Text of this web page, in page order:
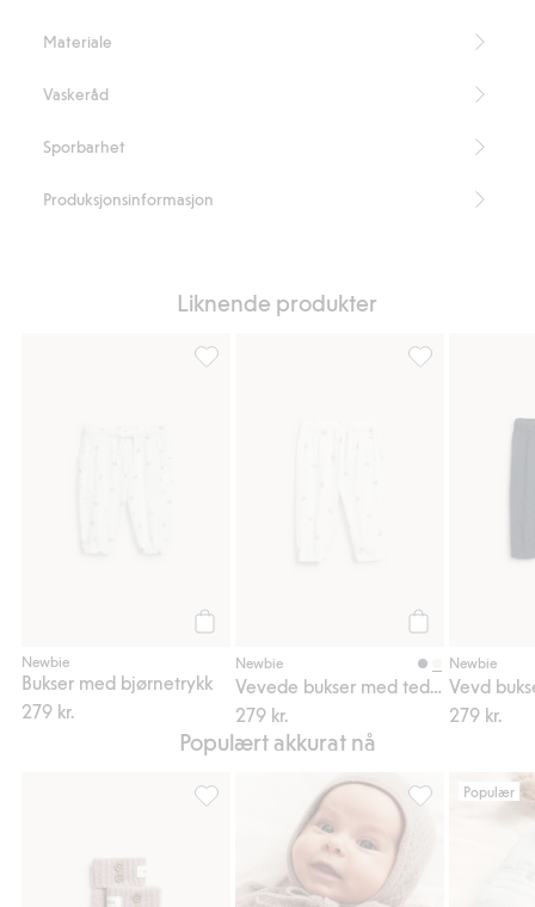
Inneholder 70 % sertifisert ull.
RWS certified wool
Materiale
Vaskeråd
Sporbarhet
Produksjonsinformasjon
Liknende produkter
Newbie
Bukser med bjørnetrykk
279 kr.
Newbie
279 kr.
Newbie
Vevd
279 kr.
Populært akkurat nå
Bukse i ull- og kashmirblanding, Legg til i
Cardigan i ull-
Populær